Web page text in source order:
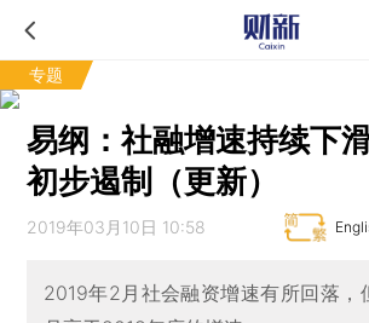
专题
易纲：社融增速持续下
初步遏制（更新）
2019年03月10日 10:58
2019年2月社会融资增速有所回落，